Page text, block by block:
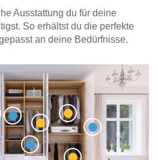
Ausstattung du für deine
So erhältst du die perfekte
an deine Bedürfnisse.